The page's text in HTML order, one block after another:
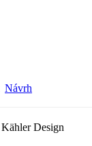
Návrh